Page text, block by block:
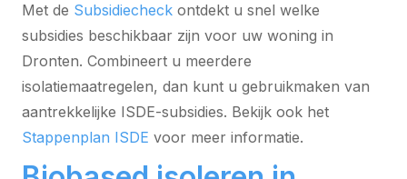
Met de Subsidiecheck ontdekt u snel welke
subsidies beschikbaar zijn voor uw woning in
Dronten. Combineert u meerdere
isolatiemaatregelen, dan kunt u gebruikmaken van
aantrekkelijke ISDE-subsidies. Bekijk ook het
Stappenplan ISDE voor meer informatie.